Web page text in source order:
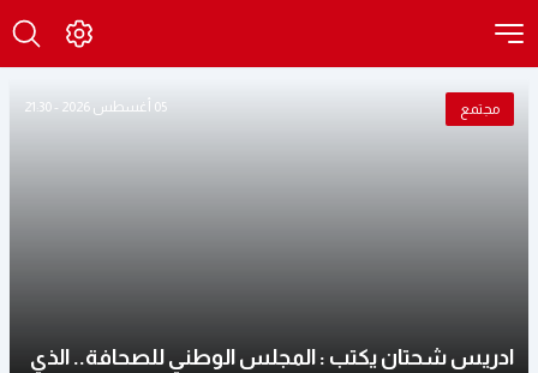
مجتمع 05 أغسطس 2026 - 21:30
ادريس شحتان يكتب : المجلس الوطني للصحافة.. الذي